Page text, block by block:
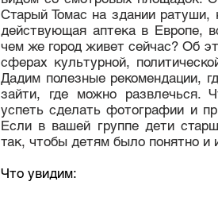
Старый Томас на здании ратуши,
действующая аптека в Европе,
чем же город живет сейчас? Об
сферах культурной,
Дадим полезные рекомендации,
зайти, где можно развлечься.
успеть сделать фотографии и
Если в вашей группе дети
так, чтобы детям было понятно и
Что увидим: